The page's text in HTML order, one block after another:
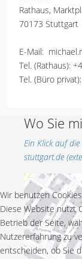
Rathaus,
70173 Stuttgart
E-Mail:
Tel. (Rathaus):
Tel. (Büro privat):
Wo Sie
Ein Klick auf
stuttgart.de
Wir benutzen Cookies
Diese Website nutzt
Betrieb der Seite,
Nutzererfahrung zu
entscheiden, ob Sie